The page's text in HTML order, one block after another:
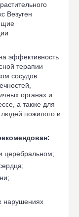
Везуген
эффективность
терапии
сосудов
органах и
а также для
людей пожилого и
церебральном;
нарушениях